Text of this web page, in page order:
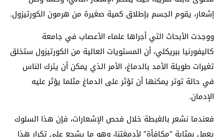
إشعار، يقوم الجسم بإطلاق كمية صغيرة من هرمون الكورتيزول.
ووجدت الأبحاث التي أجراها علماء الأعصاب في جامعة
كاليفورنيا ببريكلي، أن المستويات العالية من الكورتيزول ستخلق
تغيرات طويلة الأمد بالدماغ، الأمر الذي يمكن أن يترك الناس
في حالة توتر يمكنها أن تؤثر على الدماغ مثلما يؤثر عليه
الإدمان.
فعندما نشعر بالغبطة خلال فحص الإشعارات، فإن هذا السلوك
يعمل بمثابة “مكافأة” لأدمغتنا، وهو ما يشجع على تكرار هذا